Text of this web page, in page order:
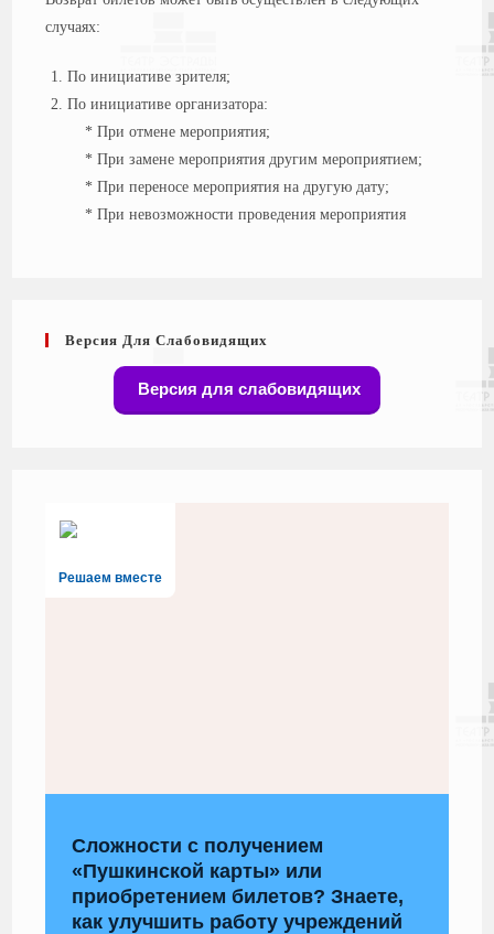
случаях:
По инициативе зрителя;
По инициативе организатора:
* При отмене мероприятия;
* При замене мероприятия другим мероприятием;
* При переносе мероприятия на другую дату;
* При невозможности проведения мероприятия
Версия Для Слабовидящих
Версия для слабовидящих
Решаем вместе
Сложности с получением
«Пушкинской карты» или
приобретением билетов? Знаете,
как улучшить работу учреждений